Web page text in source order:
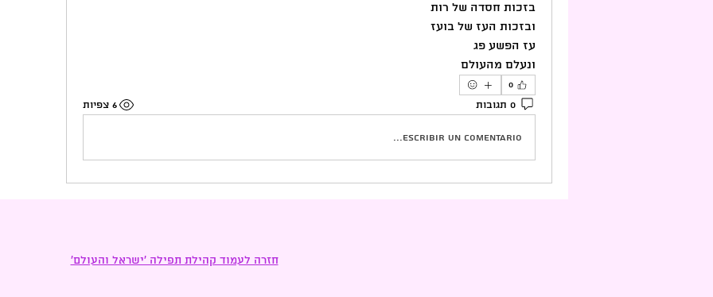
בזכות חסדה של רות
ובזכות העז של בועז
עז הפשע פג
ונעלם מהעולם
0
0 תגובות 6 צפיות
Escribir un comentario...
חזרה לעמוד קהילת תפילה ׳ישראל והעולם׳